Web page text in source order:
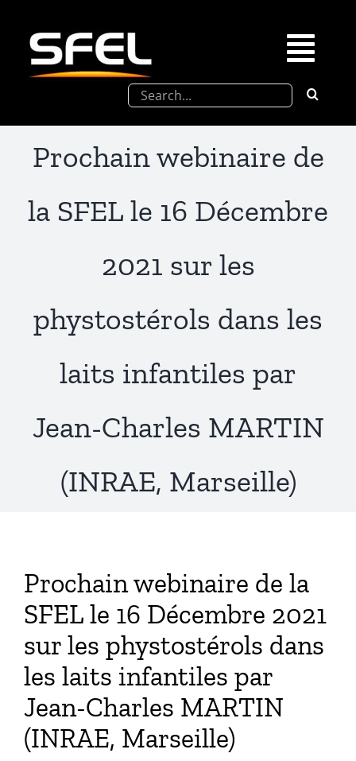
contenu
Journées Chevreul
Prix de Thèse SFEL
Congrès à venir
Partenariats
Publications
Rechercher:
Prochain webinaire de
la SFEL le 16 Décembre
2021 sur les
phystostérols dans les
laits infantiles par
Jean-Charles MARTIN
(INRAE, Marseille)
Prochain webinaire de la
SFEL le 16 Décembre 2021
sur les phystostérols dans
les laits infantiles par
Jean-Charles MARTIN
(INRAE, Marseille)